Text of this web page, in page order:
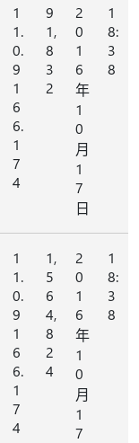
1
1.
0.
9
1
6
6.
1
7
4
9
1,
8
3
2
2
0
1
6
年
1
0
月
1
7
日
1
8:
3
8
1
1.
0.
9
1
6
6.
1
7
4
1,
5
6
4,
8
2
4
2
0
1
6
年
1
0
月
1
7
1
8:
3
8